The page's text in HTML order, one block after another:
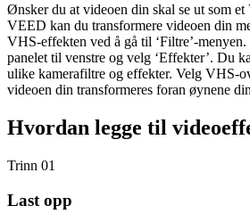
Ønsker du at videoen din skal se ut som
VEED kan du transformere videoen din
VHS-effekten ved å gå til ‘Filtre’-menyen.
panelet til venstre og velg ‘Effekter’. Du
ulike kamerafiltre og effekter. Velg VHS-
videoen din transformeres foran øynene
Hvordan legge til
Trinn 01
Last opp